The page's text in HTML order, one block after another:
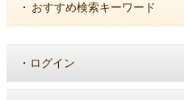
・ おすすめ検索キーワード
・ ログイン